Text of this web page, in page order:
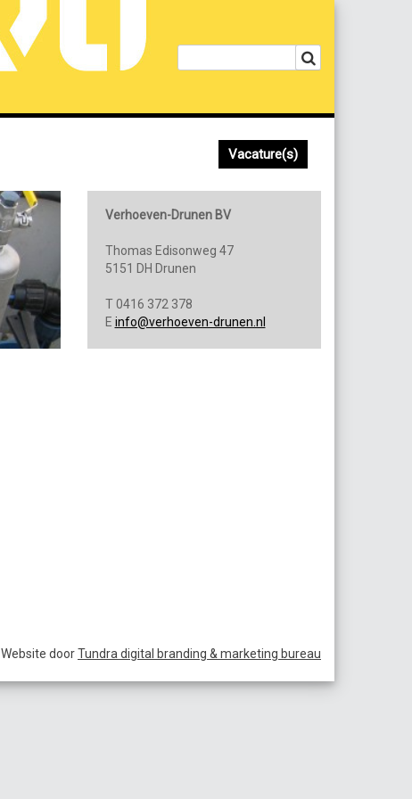
Vacature(s)
Verhoeven-Drunen BV
Thomas Edisonweg 47
5151 DH Drunen
T 0416 372 378
E info@verhoeven-drunen.nl
Website doorTundra digital branding & marketing bureau